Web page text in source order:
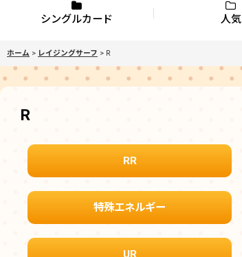
シングルカード 人気
ホーム > レイジングサーフ > R
R
RR
特殊エネルギー
UR